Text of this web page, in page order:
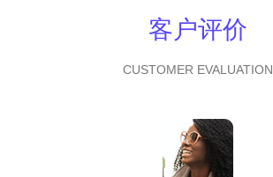
客户评价
CUSTOMER EVALUATION